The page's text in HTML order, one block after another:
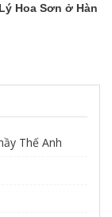
Hoa Sơn ở Hàn
Thế Anh